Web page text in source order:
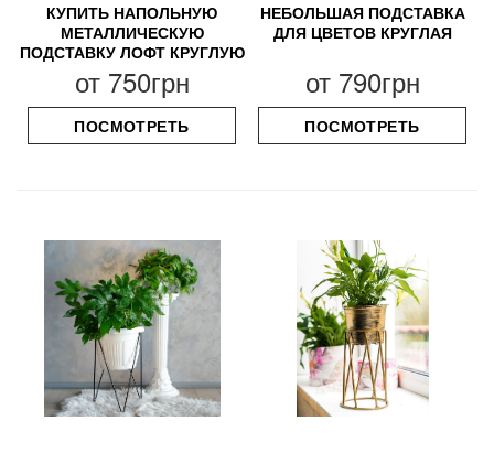
КУПИТЬ НАПОЛЬНУЮ
МЕТАЛЛИЧЕСКУЮ
ПОДСТАВКУ ЛОФТ КРУГЛУЮ
от 750грн
ПОСМОТРЕТЬ
НЕБОЛЬШАЯ ПОДСТАВКА
ДЛЯ ЦВЕТОВ КРУГЛАЯ
от 790грн
ПОСМОТРЕТЬ